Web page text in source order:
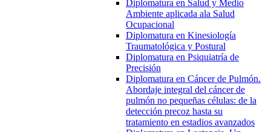
Diplomatura en Salud y Medio
Ambiente aplicada ala Salud
Ocupacional
Diplomatura en Kinesiología
Traumatológica y Postural
Diplomatura en Psiquiatría de
Precisión
Diplomatura en Cáncer de Pulmón.
Abordaje integral del cáncer de
pulmón no pequeñas células: de la
detección precoz hasta su
tratamiento en estadios avanzados